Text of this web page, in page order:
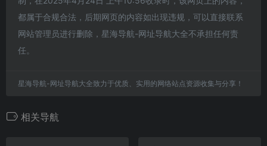
都属于合规合法，后期网页的内容如出现违规，可以直接联系
网站管理员进行删除，星海导航-网址导航大全不承担任何责
任。
星海导航-网址导航大全致力于优质、实用的网络站点资源收集与分享！
相关导航